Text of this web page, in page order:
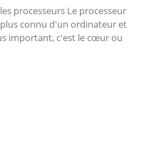
processeurs Le processeur
connu d'un ordinateur et
important, c'est le cœur ou